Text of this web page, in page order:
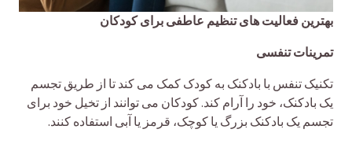
بهترین فعالیت های تنظیم عاطفی برای کودکان
تمرینات تنفسی
تکنیک تنفس با بادکنک به کودک کمک می کند تا از طریق تجسم
یک بادکنک، خود را آرام کند. کودکان می توانند از تخیل خود برای
تجسم یک بادکنک بزرگ یا کوچک، قرمز یا آبی استفاده کنند.